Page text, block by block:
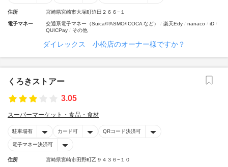
住所 宮崎県宮崎市大塚町迫田２６６−１
電子マネー 交通系電子マネー（Suica/PASMO/ICOCA など） 楽天Edy nanaco
iD
QUICPay
その他
ダイレックス 小松店のオーナー様ですか？
くろきストアー
3.05
スーパーマーケット・食品・食材
駐車場有 カード可 QRコード決済可
電子マネー決済可
住所 宮崎県宮崎市田野町乙９４３６−１０